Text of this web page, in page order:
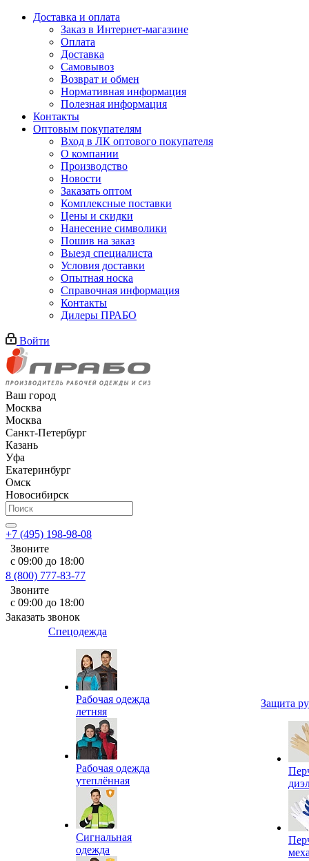
Доставка и оплата
Заказ в Интернет-магазине
Оплата
Доставка
Самовывоз
Возврат и обмен
Нормативная информация
Полезная информация
Контакты
Оптовым покупателям
Вход в ЛК оптового покупателя
О компании
Производство
Новости
Заказать оптом
Комплексные поставки
Цены и скидки
Нанесение символики
Пошив на заказ
Выезд специалиста
Условия доставки
Опытная носка
Справочная информация
Контакты
Дилеры ПРАБО
Войти
Ваш город
Москва
Москва
Санкт-Петербург
Казань
Уфа
Екатеринбург
Омск
Новосибирск
+7 (495) 198-98-08
Звоните
с 09:00 до 18:00
8 (800) 777-83-77
Звоните
с 09:00 до 18:00
Заказать звонок
Спецодежда
Рабочая одежда
летняя
Рабочая одежда
утеплённая
Сигнальная
одежда
Защита